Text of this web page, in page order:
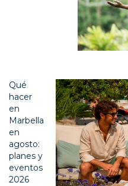
Qué
hacer
en
Marbella
en
agosto:
planes y
eventos
2026